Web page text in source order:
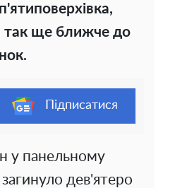
так ще ближче до
Підписатися
у панельному
дев'ятеро